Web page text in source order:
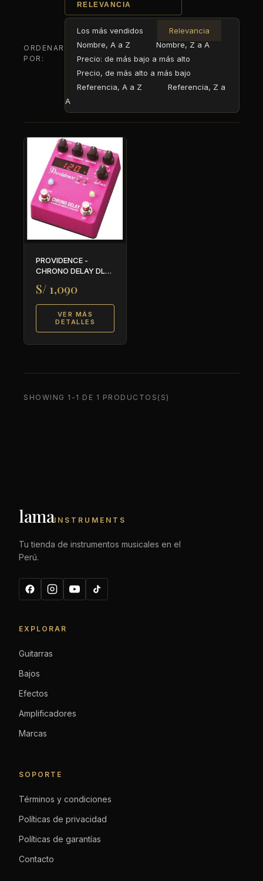
ORDENAR
POR:
RELEVANCIA
Los más vendidos
Relevancia
Nombre, A a Z
Nombre, Z a A
Precio: de más bajo a más alto
Precio, de más alto a más bajo
Referencia, A a Z
Referencia, Z a
A
PROVIDENCE -
CHRONO DELAY DLY-
S/ 1,090
VER MÁS
DETALLES
SHOWING 1-1 DE 1 PRODUCTOS(S)
lamaINSTRUMENTS
Tu tienda de instrumentos musicales en el
Perú.
EXPLORAR
Guitarras
Bajos
Efectos
Amplificadores
Marcas
SOPORTE
Términos y condiciones
Políticas de privacidad
Políticas de garantías
Contacto